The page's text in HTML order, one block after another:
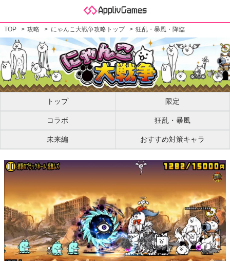
TOP 攻略 にゃんこ大戦争攻略トップ 狂乱・暴風・降臨
トップ 限定
コラボ 狂乱・暴風
未来編 おすすめ対策キャラ